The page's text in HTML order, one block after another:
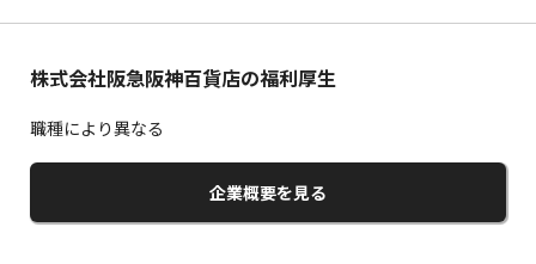
株式会社阪急阪神百貨店の福利厚生
職種により異なる
企業概要を見る